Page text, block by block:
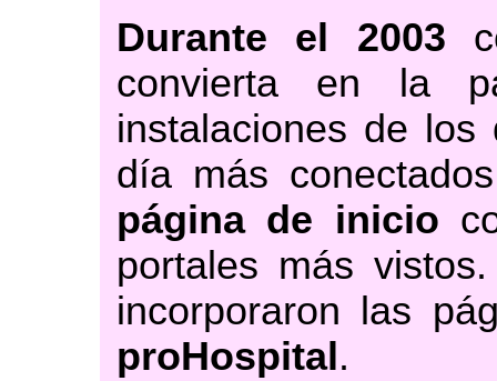
Durante el 2003
convierta en la
instalaciones de
día más
página de inicio
portales más
incorporaron las
proHospital .